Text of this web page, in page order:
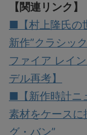
【関連リンク】
■【村上隆氏の
新作”クラシッ
ファイア レイ
デル再考】
■【新作時計ニ
素材をケースに
グ・バン”